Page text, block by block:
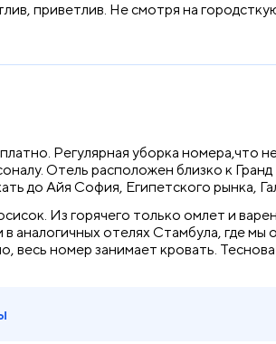
приветлив. Не смотря на
Регулярная уборка номера,что
Отель расположен близко к Гранд
до Айя София, Египетского рынка,
Из горячего только омлет и
аналогичных отелях Стамбула, где мы
весь номер занимает кровать.